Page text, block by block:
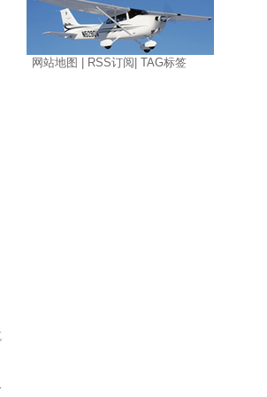
网站地图 RSS订阅 TAG标签